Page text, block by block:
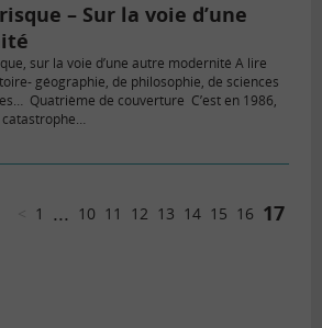
– Sur la voie d’une
sur la voie d’une autre modernité A lire
géographie, de philosophie, de sciences
Quatrième de couverture C’est en 1986,
catastrophe…
1 ... 10 11 12 13 14 15 16 17